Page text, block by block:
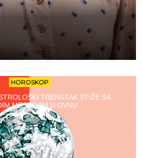
HOROSKOP
TRENUTAK STIŽE SA
MESECOM U OVNU